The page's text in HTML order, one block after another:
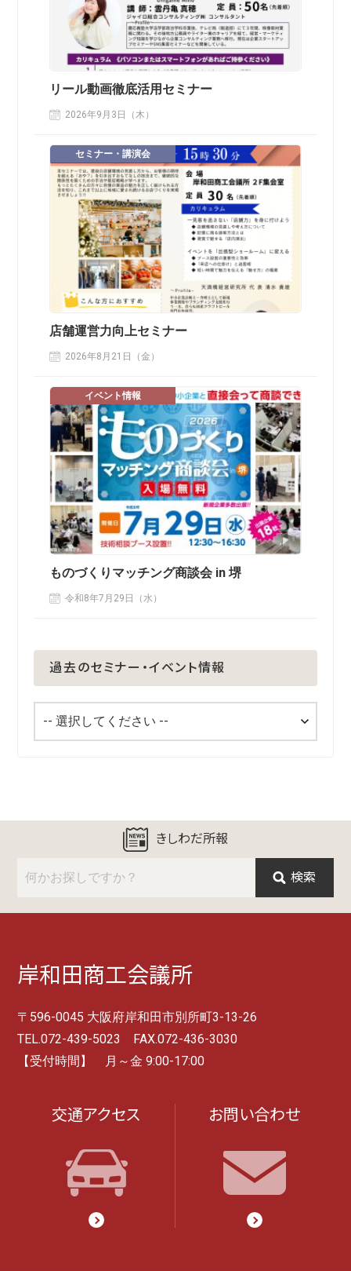
リール動画徹底活用セミナー
2026年9月3日（木）
セミナー・講演会
店舗運営力向上セミナー
2026年8月21日（金）
イベント情報
ものづくりマッチング商談会 in 堺
令和8年7月29日（水）
過去のセミナー・イベント情報
きしわだ所報
検索
岸和田商工会議所
〒596-0045 大阪府岸和田市別所町3-13-26
TEL.072-439-5023 FAX.072-436-3030
【受付時間】 月～金 9:00-17:00
交通アクセス お問い合わせ